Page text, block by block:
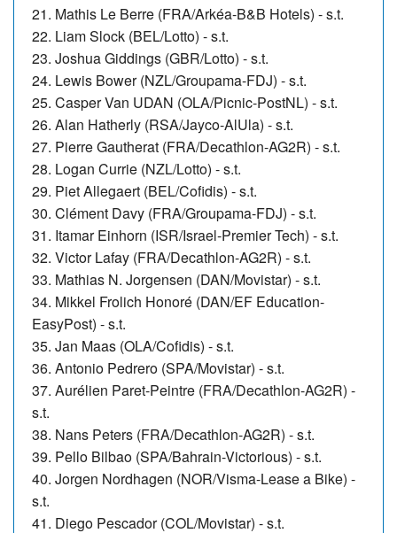
21. Mathis Le Berre (FRA/Arkéa-B&B Hotels) - s.t.
22. Liam Slock (BEL/Lotto) - s.t.
23. Joshua Giddings (GBR/Lotto) - s.t.
24. Lewis Bower (NZL/Groupama-FDJ) - s.t.
25. Casper Van UDAN (OLA/Picnic-PostNL) - s.t.
26. Alan Hatherly (RSA/Jayco-AlUla) - s.t.
27. Pierre Gautherat (FRA/Decathlon-AG2R) - s.t.
28. Logan Currie (NZL/Lotto) - s.t.
29. Piet Allegaert (BEL/Cofidis) - s.t.
30. Clément Davy (FRA/Groupama-FDJ) - s.t.
31. Itamar Einhorn (ISR/Israel-Premier Tech) - s.t.
32. Victor Lafay (FRA/Decathlon-AG2R) - s.t.
33. Mathias N. Jorgensen (DAN/Movistar) - s.t.
34. Mikkel Frolich Honoré (DAN/EF Education-
EasyPost) - s.t.
35. Jan Maas (OLA/Cofidis) - s.t.
36. Antonio Pedrero (SPA/Movistar) - s.t.
37. Aurélien Paret-Peintre (FRA/Decathlon-AG2R) -
s.t.
38. Nans Peters (FRA/Decathlon-AG2R) - s.t.
39. Pello Bilbao (SPA/Bahrain-Victorious) - s.t.
40. Jorgen Nordhagen (NOR/Visma-Lease a Bike) -
s.t.
41. Diego Pescador (COL/Movistar) - s.t.